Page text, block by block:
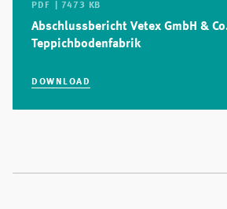
PDF | 7473 KB
Abschlussbericht Vetex GmbH &
Teppichbodenfabrik
DOWNLOAD